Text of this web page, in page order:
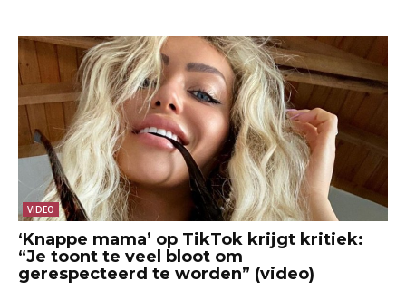
VIDEO
‘Knappe mama’ op TikTok krijgt kritiek:
“Je toont te veel bloot om
gerespecteerd te worden” (video)